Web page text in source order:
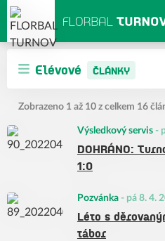
Elévové ČLÁNKY
Zobrazeno 1 až 10 z celkem 16
Výsledkový servis -
DOHRÁNO:
1:0
Pozvánka - pá 8. 4.
Léto s
tábor